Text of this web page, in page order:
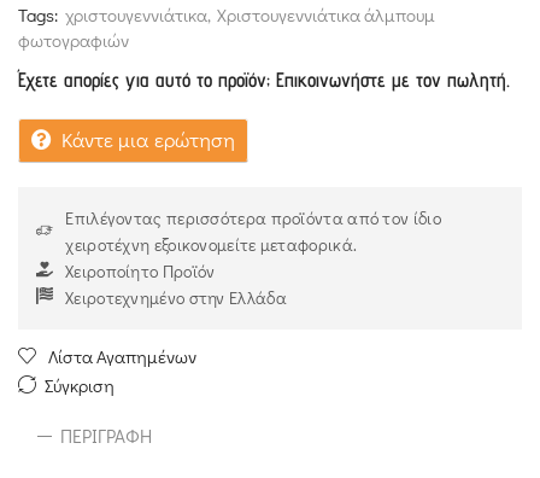
Tags: χριστουγεννιάτικα, Χριστουγεννιάτικα άλμπουμ
φωτογραφιών
Έχετε απορίες για αυτό το προϊόν; Επικοινωνήστε με τον πωλητή.
Κάντε μια ερώτηση
Επιλέγοντας περισσότερα προϊόντα από τον ίδιο
χειροτέχνη εξοικονομείτε μεταφορικά.
Χειροποίητο Προϊόν
Χειροτεχνημένο στην Ελλάδα
Λίστα Αγαπημένων
Σύγκριση
ΠΕΡΙΓΡΑΦΉ